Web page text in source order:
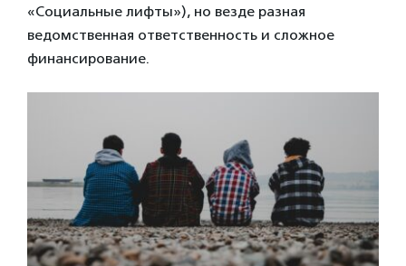
«Социальные лифты»), но везде разная
ведомственная ответственность и сложное
финансирование.